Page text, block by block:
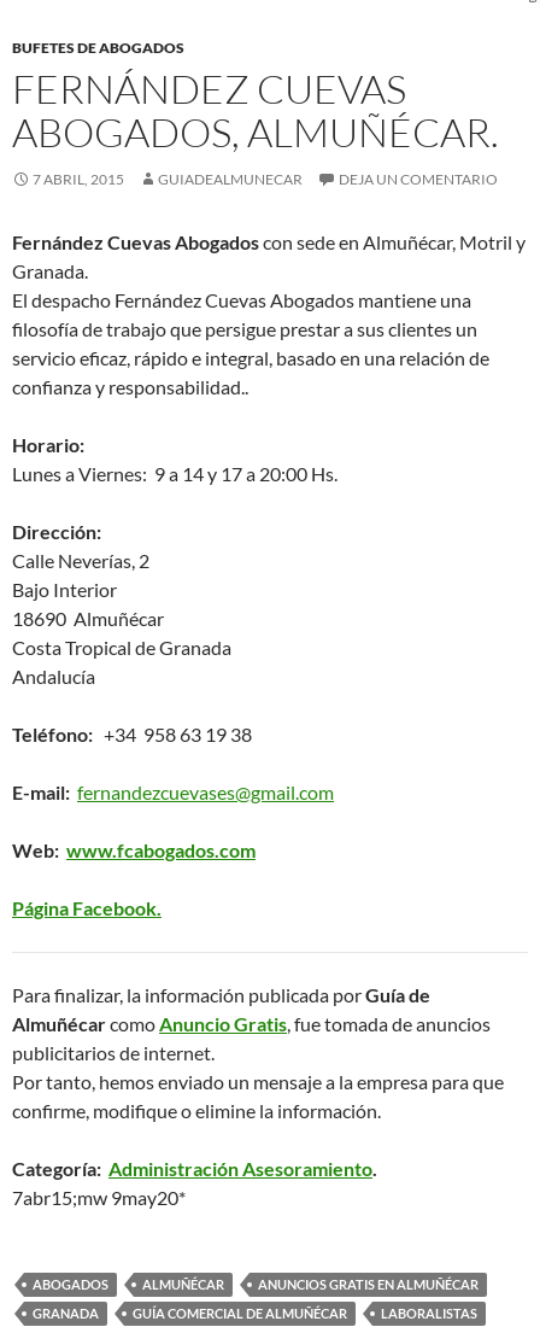
BUFETES DE ABOGADOS
FERNÁNDEZ CUEVAS
ABOGADOS, ALMUÑÉCAR.
7 ABRIL, 2015 GUIADEALMUNECAR DEJA UN COMENTARIO
Fernández Cuevas Abogadoscon sede en Almuñécar, Motril y
Granada.
El despacho Fernández Cuevas Abogados mantiene una
filosofía de trabajo que persigue prestar a sus clientes un
servicio eficaz, rápidoe integral, basado en una relación de
confianza y responsabilidad..
Horario:
Lunes a Viernes: 9 a 14 y 17 a 20:00 Hs.
Dirección:
Calle Neverías, 2
Bajo Interior
18690 Almuñécar
Costa Tropical de Granada
Andalucía
Teléfono: +34 958 63 19 38
E-mail: fernandezcuevases@gmail.com
Web: www.fcabogados.com
Página Facebook.
Para finalizar, la información publicada porGuía de
AlmuñécarcomoAnuncio Gratis, fue tomada de anuncios
publicitarios de internet.
Por tanto, hemos enviado un mensaje a la empresa para que
confirme, modifique o elimine la información.
Categoría: Administración Asesoramiento.
7abr15;mw 9may20*
ABOGADOS ALMUÑÉCAR
ANUNCIOS GRATIS EN ALMUÑÉCAR
GRANADA
GUÍA COMERCIAL DE ALMUÑÉCAR LABORALISTAS